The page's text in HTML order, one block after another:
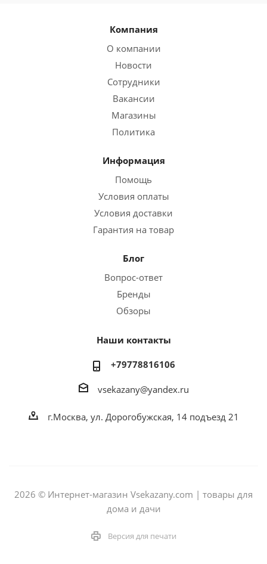
Компания
О компании
Новости
Сотрудники
Вакансии
Магазины
Политика
Информация
Помощь
Условия оплаты
Условия доставки
Гарантия на товар
Блог
Вопрос-ответ
Бренды
Обзоры
Наши контакты
+79778816106
vsekazany@yandex.ru
г.Москва, ул. Дорогобужская, 14 подъезд 21
2026 © Интернет-магазин Vsekazany.com | товары для
дома и дачи
Версия для печати